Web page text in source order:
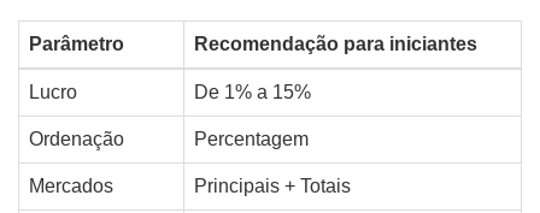
Parâmetro Recomendação para iniciantes
Lucro De 1% a 15%
Ordenação Percentagem
Mercados Principais + Totais